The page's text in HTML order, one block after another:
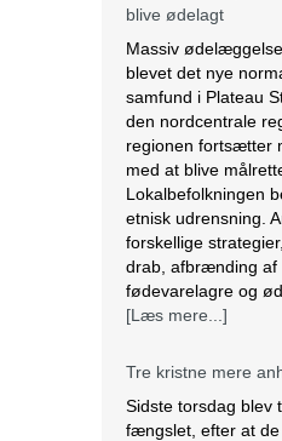
blive ødelagt
Massiv
blevet det nye
samfund i Plateau
den nordcentrale
regionen fortsætter
med at blive
Lokalbefolkningen
etnisk udrensning.
forskellige
drab, afbrænding af
fødevarelagre og
[Læs mere...]
Tre kristne mere
Sidste torsdag blev
fængslet, efter at